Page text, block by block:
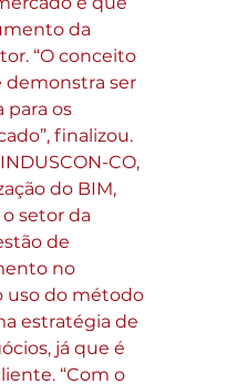
da
“O conceito
demonstra ser
para os
finalizou.
CO,
do BIM,
setor da
de
no
uso do método
estratégia de
já que é
“Com o